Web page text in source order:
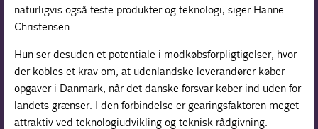
naturligvis også teste produkter og teknologi, siger Hanne
Christensen.
Hun ser desuden et potentiale i modkøbsforpligtigelser, hvor
der kobles et krav om, at udenlandske leverandører køber
opgaver i Danmark, når det danske forsvar køber ind uden for
landets grænser. I den forbindelse er gearingsfaktoren meget
attraktiv ved teknologiudvikling og teknisk rådgivning.